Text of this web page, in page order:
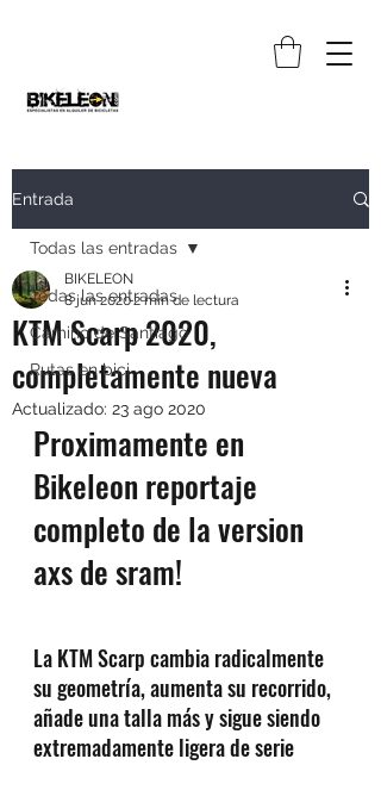
Entrada
Todas las entradas
Camino de Santiago
Rutas en bici
Todas las entradas
KTM Scarp 2020,
completamente nueva
BIKELEON
8 jun 20202 min de lectura
Actualizado: 23 ago 2020
Proximamente en
Bikeleon reportaje
completo de la version
axs de sram!
La KTM Scarp cambia radicalmente
su geometría, aumenta su recorrido,
añade una talla más y sigue siendo
extremadamente ligera de serie